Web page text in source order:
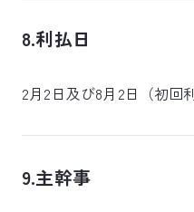
8.利払日
2月2日及び8月2日（初回
9.主幹事